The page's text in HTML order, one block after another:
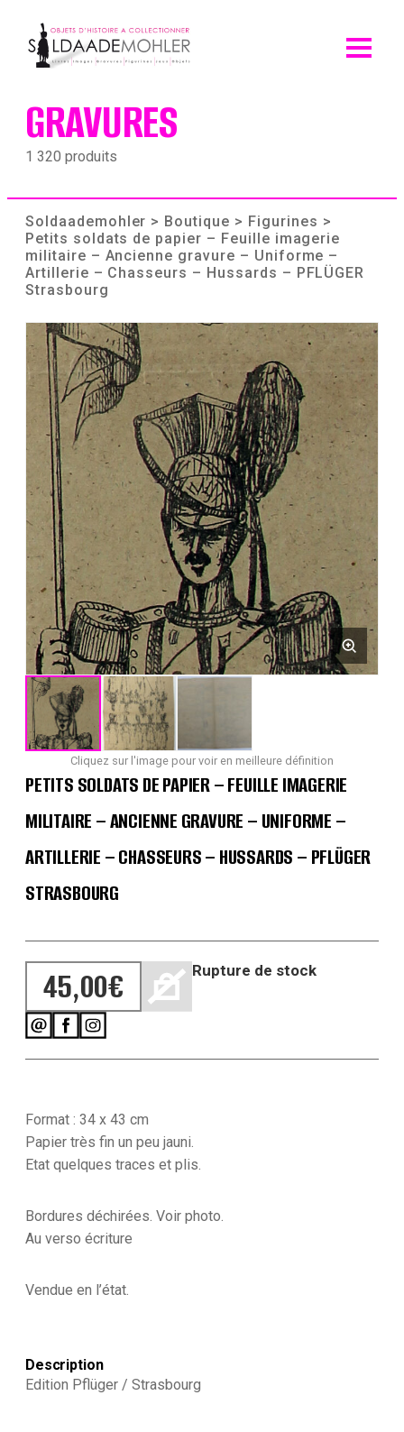
content
GRAVURES
1 320 produits
Soldaademohler > Boutique > Figurines >
Petits soldats de papier – Feuille imagerie
militaire – Ancienne gravure – Uniforme –
Artillerie – Chasseurs – Hussards – PFLÜGER
Strasbourg
Cliquez sur l'image pour voir en meilleure définition
PETITS SOLDATS DE PAPIER – FEUILLE IMAGERIE
MILITAIRE – ANCIENNE GRAVURE – UNIFORME –
ARTILLERIE – CHASSEURS – HUSSARDS – PFLÜGER
STRASBOURG
45,00€ Rupture de stock
Format : 34 x 43 cm
Papier très fin un peu jauni.
Etat quelques traces et plis.
Bordures déchirées. Voir photo.
Au verso écriture
Vendue en l’état.
Description
Edition Pflüger / Strasbourg